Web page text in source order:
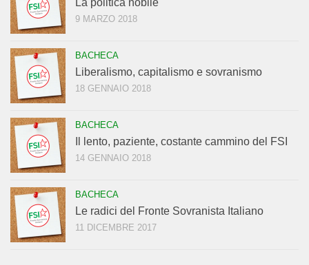
La politica nobile
9 MARZO 2018
BACHECA
Liberalismo, capitalismo e sovranismo
18 GENNAIO 2018
BACHECA
Il lento, paziente, costante cammino del FSI
14 GENNAIO 2018
BACHECA
Le radici del Fronte Sovranista Italiano
11 DICEMBRE 2017